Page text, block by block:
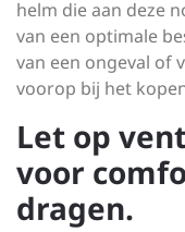
helm die aan deze
van een optimale
van een ongeval of
voorop bij het
Let op
voor
dragen.